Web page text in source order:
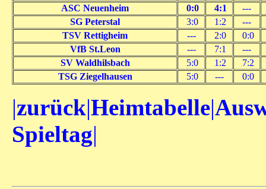
ASC Neuenheim
0:0 4:1
---
SG Peterstal
3:0 1:2
---
TSV Rettigheim
--- 2:0
0:0
VfB St.Leon
--- 7:1
---
SV Waldhilsbach
5:0 1:2
7:2
TSG Ziegelhausen
5:0 --- 0:0
|zurück|Heimtabelle|
Spieltag|